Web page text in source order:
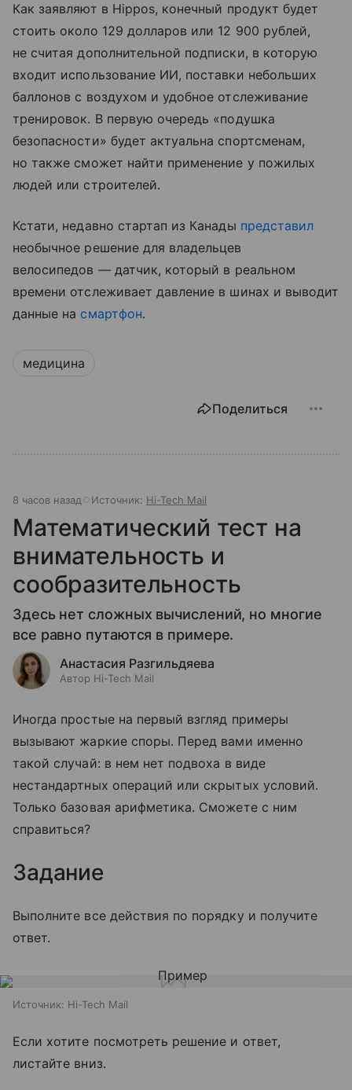
Как заявляют в Hippos, конечный продукт будет
стоить около 129 долларов или 12 900 рублей,
не считая дополнительной подписки, в которую
входит использование ИИ, поставки небольших
баллонов с воздухом и удобное отслеживание
тренировок. В первую очередь «подушка
безопасности» будет актуальна спортсменам,
но также сможет найти применение у пожилых
людей или строителей.
Кстати, недавно стартап из Канады представил
необычное решение для владельцев
велосипедов — датчик, который в реальном
времени отслеживает давление в шинах и выводит
данные на смартфон.
медицина
Поделиться
8 часов назад Источник: Hi-Tech Mail
Математический тест на
внимательность и
сообразительность
Здесь нет сложных вычислений, но многие
все равно путаются в примере.
Анастасия Разгильдяева
Автор Hi-Tech Mail
Иногда простые на первый взгляд примеры
вызывают жаркие споры. Перед вами именно
такой случай: в нем нет подвоха в виде
нестандартных операций или скрытых условий.
Только базовая арифметика. Сможете с ним
справиться?
Задание
Выполните все действия по порядку и получите
ответ.
Источник: Hi-Tech Mail
Если хотите посмотреть решение и ответ,
листайте вниз.